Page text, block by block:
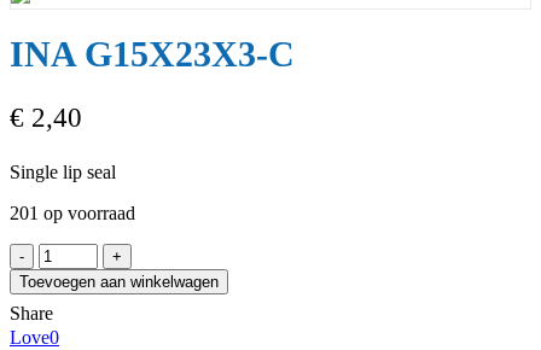
INA G15X23X3-C
€ 2,40
Single lip seal
201 op voorraad
INA
G15X23X3-
C
aantal
Toevoegen aan winkelwagen
Share
Love0